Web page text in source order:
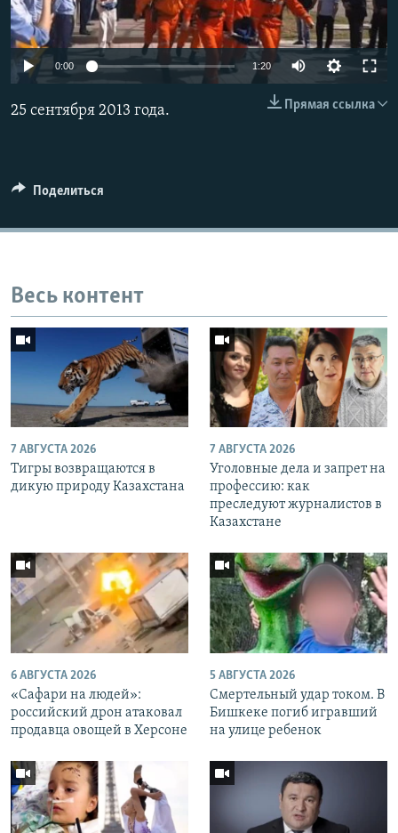
0:00 1:20
Прямая ссылка
25 сентября 2013 года.
Поделиться
Весь контент
7 АВГУСТА 2026
Тигры возвращаются в
дикую природу Казахстана
7 АВГУСТА 2026
Уголовные дела и запрет на
профессию: как
преследуют журналистов в
Казахстане
6 АВГУСТА 2026
«Cафари на людей»:
российский дрон атаковал
продавца овощей в Херсоне
5 АВГУСТА 2026
Смертельный удар током. В
Бишкеке погиб игравший
на улице ребенок